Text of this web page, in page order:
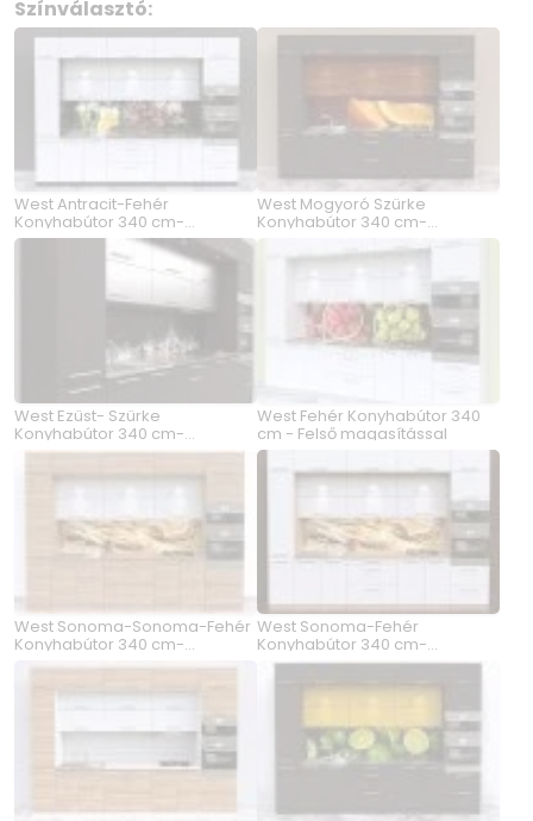
Színválasztó:
West Antracit-Fehér
Konyhabútor 340 cm-
Magasítással
West Mogyoró Szürke
Konyhabútor 340 cm-
West Ezüst- Szürke
Konyhabútor 340 cm-
Magasítással
West Fehér Konyhabútor 340
cm - Felső magasítással
West Sonoma-Sonoma-Fehér
Konyhabútor 340 cm-
Magasítással
West Sonoma-Fehér
Konyhabútor 340 cm-
Magasítással